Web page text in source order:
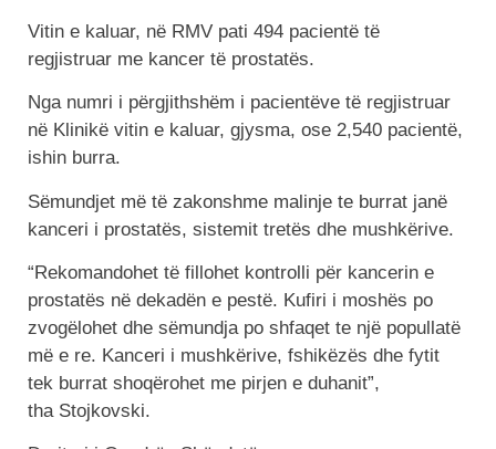
Vitin e kaluar, në RMV pati 494 pacientë të
regjistruar me kancer të prostatës.
Nga numri i përgjithshëm i pacientëve të regjistruar
në Klinikë vitin e kaluar, gjysma, ose 2,540 pacientë,
ishin burra.
Sëmundjet më të zakonshme malinje te burrat janë
kanceri i prostatës, sistemit tretës dhe mushkërive.
“Rekomandohet të fillohet kontrolli për kancerin e
prostatës në dekadën e pestë. Kufiri i moshës po
zvogëlohet dhe sëmundja po shfaqet te një popullatë
më e re. Kanceri i mushkërive, fshikëzës dhe fytit
tek burrat shoqërohet me pirjen e duhanit”,
tha Stojkovski.